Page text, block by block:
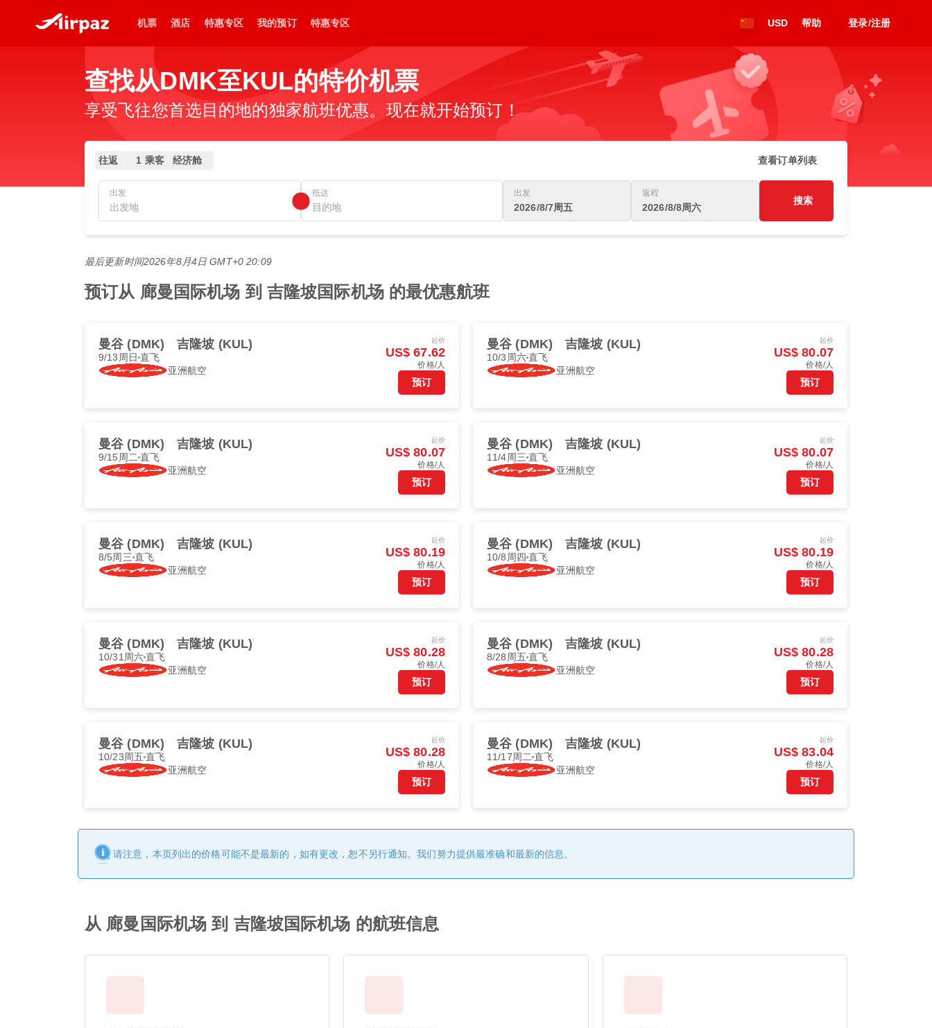
机票 酒店 特惠专区 我的预订 特惠专区 USD 帮助 登录/注册
查找从DMK至KUL的特价机票
享受飞往您首选目的地的独家航班优惠。现在就开始预订！
往返 1 乘客 经济舱 查看订单列表
出发 抵达 出发
2026/8/7周五
返程
2026/8/8周六
搜索
最后更新时间2026年8月4日 GMT+0 20:09
预订从 廊曼国际机场 到 吉隆坡国际机场 的最优惠航班
曼谷 (DMK) 吉隆坡 (KUL)
9/13周日 直飞
亚洲航空
起价
US$ 67.62
价格/人
预订
曼谷 (DMK) 吉隆坡 (KUL)
10/3周六直飞
亚洲航空
起价
US$ 80.07
价格/人
预订
曼谷 (DMK) 吉隆坡 (KUL)
9/15周二 直飞
亚洲航空
起价
US$ 80.07
价格/人
预订
曼谷 (DMK) 吉隆坡 (KUL)
11/4周三 直飞
亚洲航空
起价
US$ 80.07
价格/人
预订
曼谷 (DMK) 吉隆坡 (KUL)
8/5周三 直飞
亚洲航空
起价
US$ 80.19
价格/人
预订
曼谷 (DMK) 吉隆坡 (KUL)
10/8周四 直飞
亚洲航空
起价
US$ 80.19
价格/人
预订
曼谷 (DMK) 吉隆坡 (KUL)
10/31周六直飞
亚洲航空
起价
US$ 80.28
价格/人
预订
曼谷 (DMK) 吉隆坡 (KUL)
8/28周五 直飞
亚洲航空
起价
US$ 80.28
价格/人
预订
曼谷 (DMK) 吉隆坡 (KUL)
10/23周五 直飞
亚洲航空
起价
US$ 80.28
价格/人
预订
曼谷 (DMK) 吉隆坡 (KUL)
11/17周二 直飞
亚洲航空
起价
US$ 83.04
价格/人
预订
请注意，本页列出的价格可能不是最新的，如有更改，恕不另行通知。我们努力提供最准确和最新的信息。
从 廊曼国际机场 到 吉隆坡国际机场 的航班信息